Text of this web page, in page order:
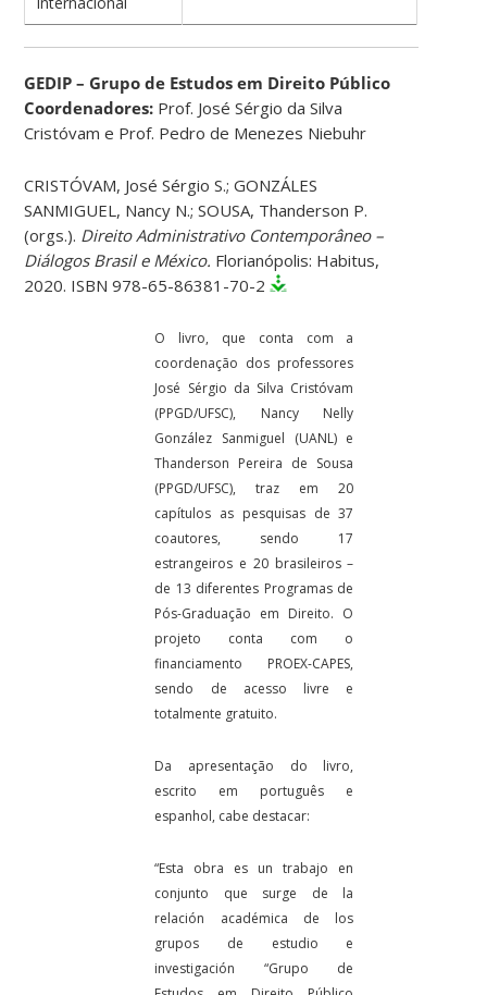
GEDIP – Grupo de Estudos em Direito Público
Coordenadores: Prof. José Sérgio da Silva
Cristóvam e Prof. Pedro de Menezes Niebuhr
CRISTÓVAM, José Sérgio S.; GONZÁLES
SANMIGUEL, Nancy N.; SOUSA, Thanderson P.
(orgs.). Direito Administrativo Contemporâneo –
Diálogos Brasil e México. Florianópolis: Habitus,
2020. ISBN 978-65-86381-70-2
O livro, que conta com a
coordenação dos professores
José Sérgio da Silva Cristóvam
(PPGD/UFSC), Nancy Nelly
González Sanmiguel (UANL) e
Thanderson Pereira de Sousa
(PPGD/UFSC), traz em 20
capítulos as pesquisas de 37
coautores, sendo 17
estrangeiros e 20 brasileiros –
de 13 diferentes Programas de
Pós-Graduação em Direito. O
projeto conta com o
financiamento PROEX-CAPES,
sendo de acesso livre e
totalmente gratuito.
Da apresentação do livro,
escrito em português e
espanhol, cabe destacar:
“Esta obra es un trabajo en
conjunto que surge de la
relación académica de los
grupos de estudio e
investigación “Grupo de